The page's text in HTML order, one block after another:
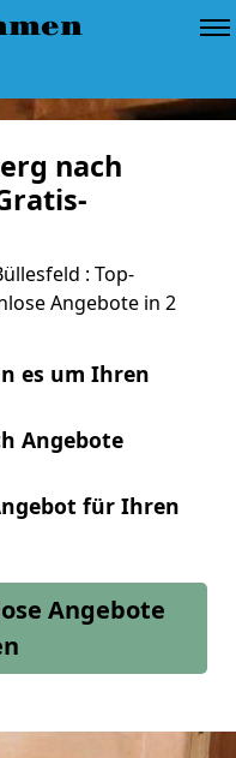
nach
: Top-
Angebote in 2
es um Ihren
Angebote
für Ihren
Angebote